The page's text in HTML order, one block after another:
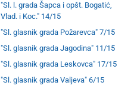
"Sl. l. grada Šapca i opšt. Bogatić,
Vlad. i Koc." 14/15
"Sl. glasnik grada Požarevca" 7/15
"Sl. glasnik grada Jagodina" 11/15
"Sl. glasnik grada Leskovca" 17/15
"Sl. glasnik grada Valjeva" 6/15